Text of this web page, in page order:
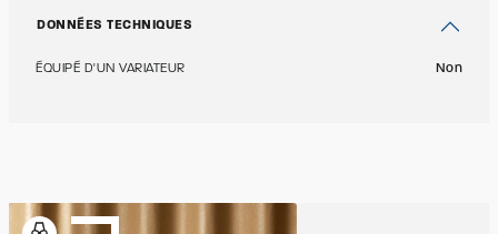
DONNÉES TECHNIQUES
ÉQUIPÉ D'UN VARIATEUR Non